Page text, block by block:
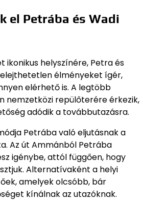
el Petrába és Wadi
ikonikus helyszínére, Petra és
élményeket ígér,
elérhető is. A legtöbb
nemzetközi repülőterére érkezik,
adódik a továbbutazásra.
Petrába való eljutásnak a
Az út Ammánból Petrába
igénybe, attól függően, hogy
Alternatívaként a helyi
amelyek olcsóbb, bár
kínálnak az utazóknak.